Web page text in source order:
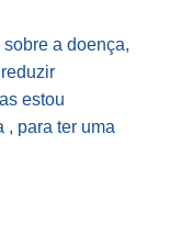
a doença,
estou
, para ter uma